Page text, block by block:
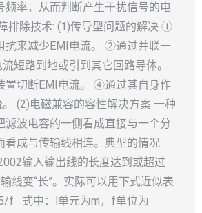
频率，从而判断产生干扰信号的电
排除技术: (1)传导型问题的解决 ①
抗来减少EMI电流。 ②通过并联一
短路到地或引到其它回路导体。
切断EMI电流。 ④通过其自身作
(2)电磁兼容的容性解决方案 一种
滤波电容的一侧看成直接与一个分
看成与传输线相连。典型的情况
输入输出线的长度达到或超过
线变“长”。实际可以用下式近似表
f 式中：l单元为m，f单位为